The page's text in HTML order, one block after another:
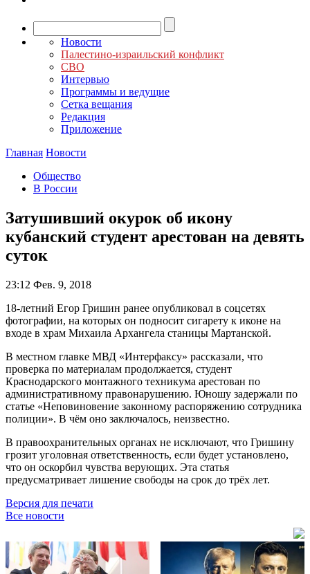
Новости
Палестино-израильский конфликт
СВО
Интервью
Программы и ведущие
Сетка вещания
Редакция
Приложение
Главная Новости
Общество
В России
Затушивший окурок об икону
кубанский студент арестован на девять
суток
23:12 Фев. 9, 2018
18-летний Егор Гришин ранее опубликовал в соцсетях
фотографии, на которых он подносит сигарету к иконе на
входе в храм Михаила Архангела станицы Мартанской.
В местном главке МВД «Интерфаксу» рассказали, что
проверка по материалам продолжается, студент
Краснодарского монтажного техникума арестован по
административному правонарушению. Юношу задержали по
статье «Неповиновение законному распоряжению сотрудника
полиции». В чём оно заключалось, неизвестно.
В правоохранительных органах не исключают, что Гришину
грозит уголовная ответственность, если будет установлено,
что он оскорбил чувства верующих. Эта статья
предусматривает лишение свободы на срок до трёх лет.
Версия для печати
Все новости